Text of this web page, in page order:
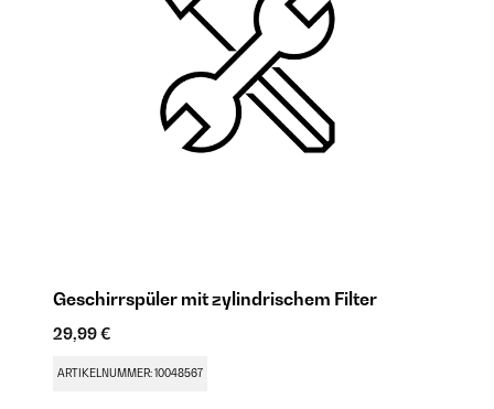
Geschirrspüler mit zylindrischem Filter
29,99 €
ARTIKELNUMMER: 10048567